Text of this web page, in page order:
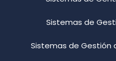
Sistemas de
Sistemas de Gestión